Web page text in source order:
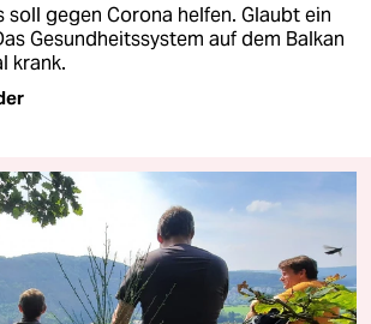
soll gegen Corona helfen. Glaubt ein
Gesundheitssystem auf dem Balkan
krank.